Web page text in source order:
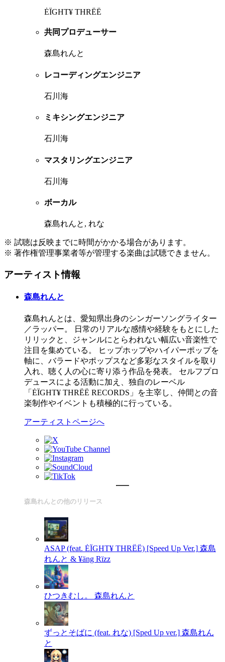
ĖÏGHT¥ THRËË
共同プロデューサー
森島れんと
レコーディングエンジニア
石川海
ミキシングエンジニア
石川海
マスタリングエンジニア
石川海
ボーカル
森島れんと, れな
※ 試聴は反映までに時間がかかる場合があります。
※ 著作権管理事業者等が管理する楽曲は試聴できません。
アーティスト情報
森島れんと
森島れんとは、愛知県出身のシンガーソングライター
／ラッパー。 日常のリアルな感情や経験をもとにした
リリックと、ジャンルにとらわれない幅広い音楽性で
注目を集めている。 ヒップホップやハイパーポップを
軸に、バラードやポップスなど多彩なスタイルを取り
入れ、聴く人の心に寄り添う作品を発表。 セルフプロ
デュースによる活動に加え、独自のレーベル
「ĖÏGHT¥ THRËË RECORDS」を主宰し、仲間との音
楽制作やイベントも積極的に行っている。
アーティストページへ
森島れんとの他のリリース
ASAP (feat. ĖÏGHT¥ THRËË) [Speed Up Ver.] 森島
れんと & ¥äng Rïzz
ひつきむし。 森島れんと
ずっとそばに (feat. れな) [Sped Up ver.] 森島れん
と